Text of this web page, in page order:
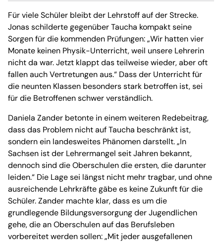
Für viele Schüler bleibt der Lehrstoff auf der Strecke.
Jonas schilderte gegenüber Taucha kompakt seine
Sorgen für die kommenden Prüfungen: „Wir hatten vier
Monate keinen Physik-Unterricht, weil unsere Lehrerin
nicht da war. Jetzt klappt das teilweise wieder, aber oft
fallen auch Vertretungen aus.“ Dass der Unterricht für
die neunten Klassen besonders stark betroffen ist, sei
für die Betroffenen schwer verständlich.
Daniela Zander betonte in einem weiteren Redebeitrag,
dass das Problem nicht auf Taucha beschränkt ist,
sondern ein landesweites Phänomen darstellt. „In
Sachsen ist der Lehrermangel seit Jahren bekannt,
dennoch sind die Oberschulen die ersten, die darunter
leiden.“ Die Lage sei längst nicht mehr tragbar, und ohne
ausreichende Lehrkräfte gäbe es keine Zukunft für die
Schüler. Zander machte klar, dass es um die
grundlegende Bildungsversorgung der Jugendlichen
gehe, die an Oberschulen auf das Berufsleben
vorbereitet werden sollen: „Mit jeder ausgefallenen